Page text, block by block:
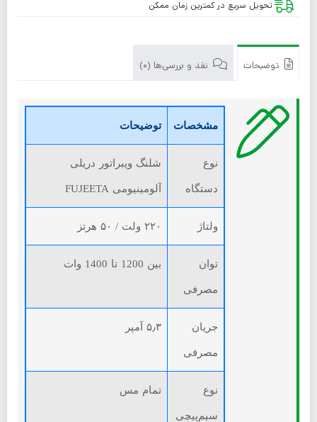
تحویل سریع در کمترین زمان ممکن
توضیحات نقد و بررسی‌ها (0)
مشخصات توضیحات
نوع
دستگاه
شلنگ ویبراتور دریلی
آلومینیومی FUJEETA
ولتاژ ۲۲۰ ولت / ۵۰ هرتز
توان
مصرفی
بین 1200 تا 1400 وات
جریان
مصرفی
۵٫۳ آمپر
نوع
سیم‌پیچی
تمام مس